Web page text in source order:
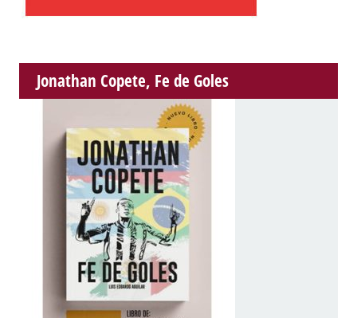
Jonathan Copete, Fe de Goles